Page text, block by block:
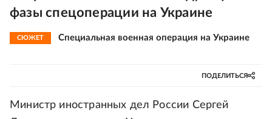
фазы спецоперации на Украине
СЮЖЕТ Специальная военная операция на Украине
ПОДЕЛИТЬСЯ
Министр иностранных дел России Сергей